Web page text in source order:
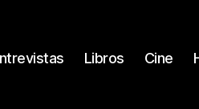
Libros Cine